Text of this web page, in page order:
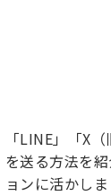
「LINE」「X
を送る方法を
ョンに活かしま